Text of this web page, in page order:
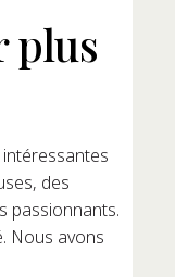
plus
des
passionnants.
Nous avons